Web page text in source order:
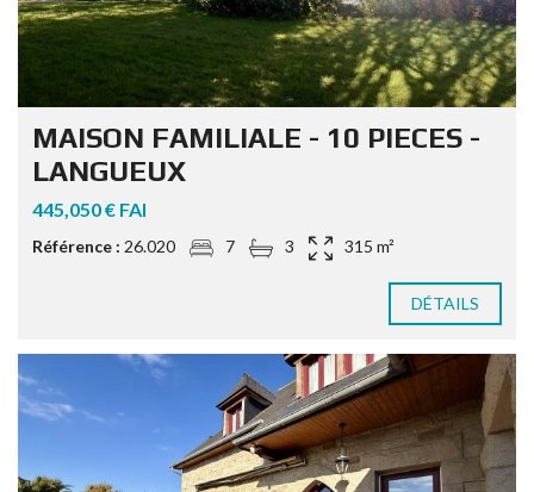
MAISON FAMILIALE - 10 PIECES -
LANGUEUX
445,050 € FAI
Référence : 26.020 7 3 315 m²
DÉTAILS